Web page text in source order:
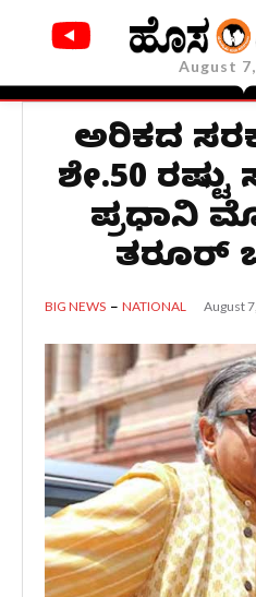
August
ಅಮೆರಿಕದ
ಶೇ.50
ಪ್ರಧಾನಿ
ತರೂರ್
BIG NEWS NATIONAL August